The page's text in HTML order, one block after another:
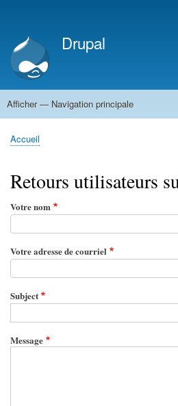
compte
de
l'utilisateur
Drupal
Navigation
Afficher — Navigation principale
Accueil
Fil
Accueil
Retours utilisateurs
Votre nom
Votre adresse de courriel
Subject
Message